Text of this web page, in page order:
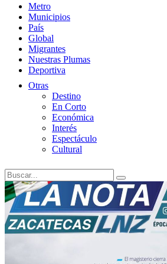
Metro
Municipios
País
Global
Migrantes
Nuestras Plumas
Deportiva
Otras
Destino
En Corto
Económica
Interés
Espectáculo
Cultural